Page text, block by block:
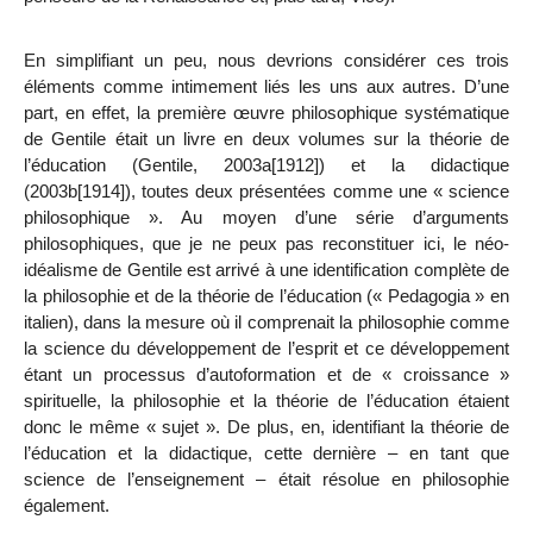
En simplifiant un peu, nous devrions considérer ces trois
éléments comme intimement liés les uns aux autres. D’une
part, en effet, la première œuvre philosophique systématique
de Gentile était un livre en deux volumes sur la théorie de
l’éducation (Gentile, 2003a[1912]) et la didactique
(2003b[1914]), toutes deux présentées comme une « science
philosophique ». Au moyen d’une série d’arguments
philosophiques, que je ne peux pas reconstituer ici, le néo-
idéalisme de Gentile est arrivé à une identification complète de
la philosophie et de la théorie de l’éducation (« Pedagogia » en
italien), dans la mesure où il comprenait la philosophie comme
la science du développement de l’esprit et ce développement
étant un processus d’autoformation et de « croissance »
spirituelle, la philosophie et la théorie de l’éducation étaient
donc le même « sujet ». De plus, en, identifiant la théorie de
l’éducation et la didactique, cette dernière – en tant que
science de l’enseignement – était résolue en philosophie
également.